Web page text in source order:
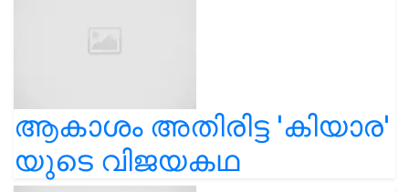
ആകാശം അതിരിട്ട 'കിയാര'
യുടെ വിജയകഥ